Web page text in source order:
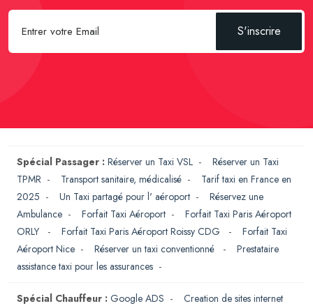
S'inscrire
Spécial Passager : Réserver un Taxi VSL - Réserver un Taxi
TPMR - Transport sanitaire, médicalisé - Tarif taxi en France en
2025 - Un Taxi partagé pour l' aéroport - Réservez une
Ambulance - Forfait Taxi Aéroport - Forfait Taxi Paris Aéroport
ORLY
- Forfait Taxi Paris Aéroport Roissy CDG - Forfait Taxi
Aéroport Nice - Réserver un taxi conventionné - Prestataire
assistance taxi pour les assurances -
Spécial Chauffeur : Google ADS - Creation de sites internet